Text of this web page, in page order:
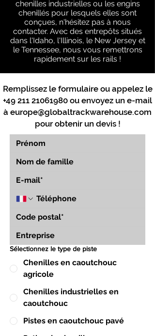
chenilles industrielles ou les engins
chenillés pour lesquels elles sont
conçues, n'hésitez pas à nous
contacter. Avec des entrepôts situés
dans l'Idaho, l'Illinois, le New Jersey et
le Tennessee, nous vous remettrons
rapidement sur les rails !
Remplissez le formulaire ou appelez le
+49 211 21061980 ou envoyez un e-mail
à europe@globaltrackwarehouse.com
pour obtenir un devis !
Sélectionnez le type de piste
Chenilles en caoutchouc
agricole
Chenilles industrielles en
caoutchouc
Pistes en caoutchouc pavé